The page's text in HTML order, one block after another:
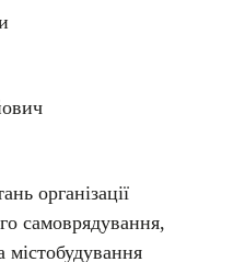
організації
самоврядування,
містобудування